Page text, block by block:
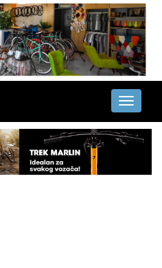
Toggle